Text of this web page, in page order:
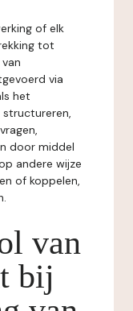
of elk
tot
via
het
structureren,
door middel
andere wijze
of koppelen,
van
bij